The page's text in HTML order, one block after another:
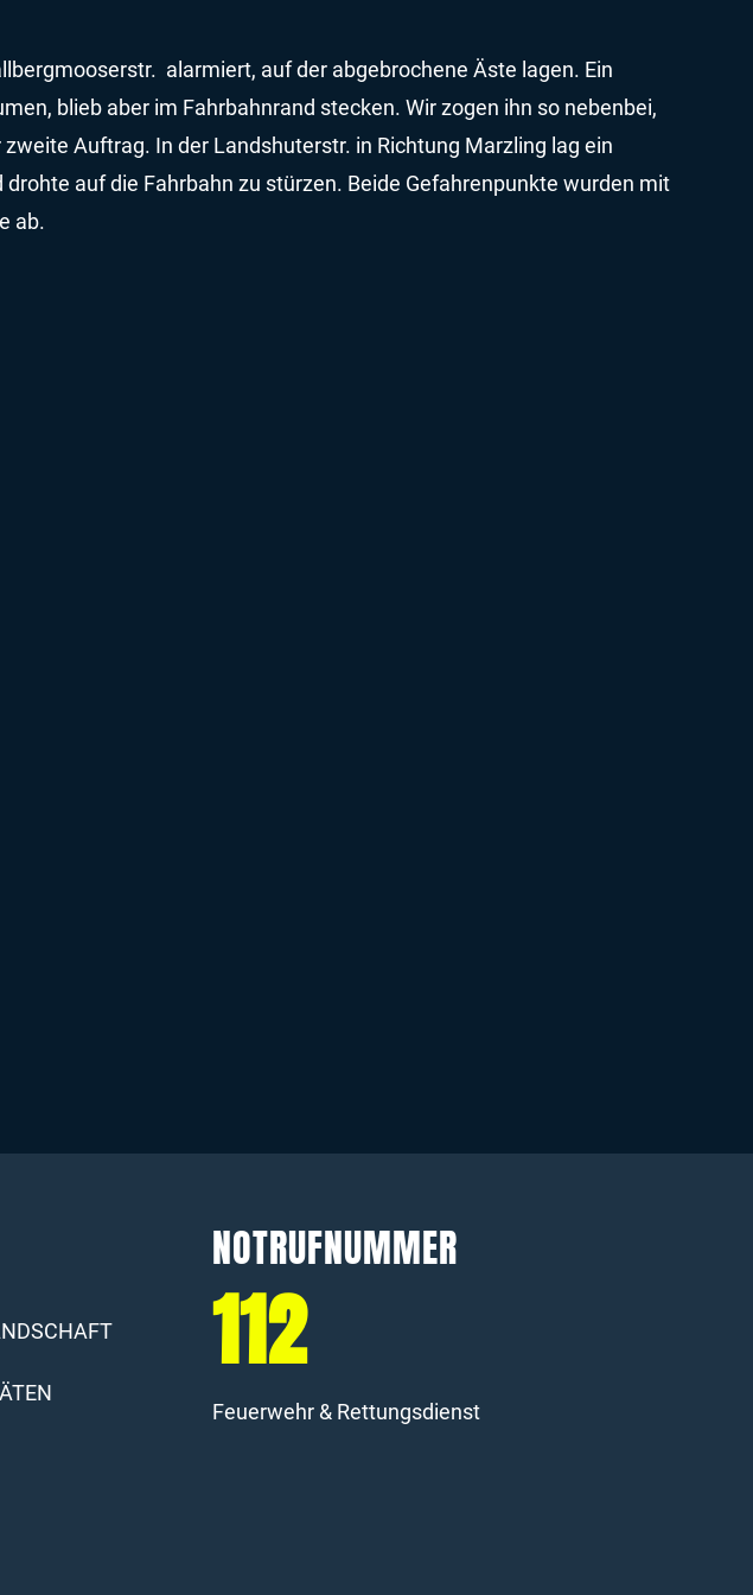
alarmiert, auf der abgebrochene Äste lagen. Ein
blieb aber im Fahrbahnrand stecken. Wir zogen ihn so nebenbei,
Auftrag. In der Landshuterstr. in Richtung Marzling lag ein
auf die Fahrbahn zu stürzen. Beide Gefahrenpunkte wurden mit
ab.
NOTRUFNUMMER
112
Feuerwehr & Rettungsdienst